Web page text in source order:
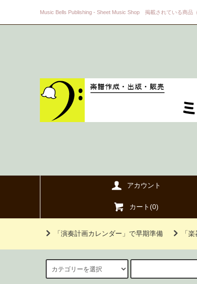
Music Bells Publishing - Sheet Music Shop 掲載されている商品
アカウント
カート(0)
「演奏計画カレンダー」で早期準備 「